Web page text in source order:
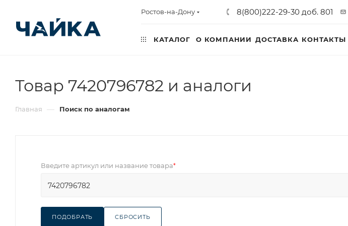
Ростов-на-Дону 8(800)222-29-30 доб. 801
КАТАЛОГ О КОМПАНИИ ДОСТАВКА КОНТАКТЫ
Товар 7420796782 и аналоги
Главная — Поиск по аналогам
Введите артикул или название товара*
ПОДОБРАТЬ СБРОСИТЬ